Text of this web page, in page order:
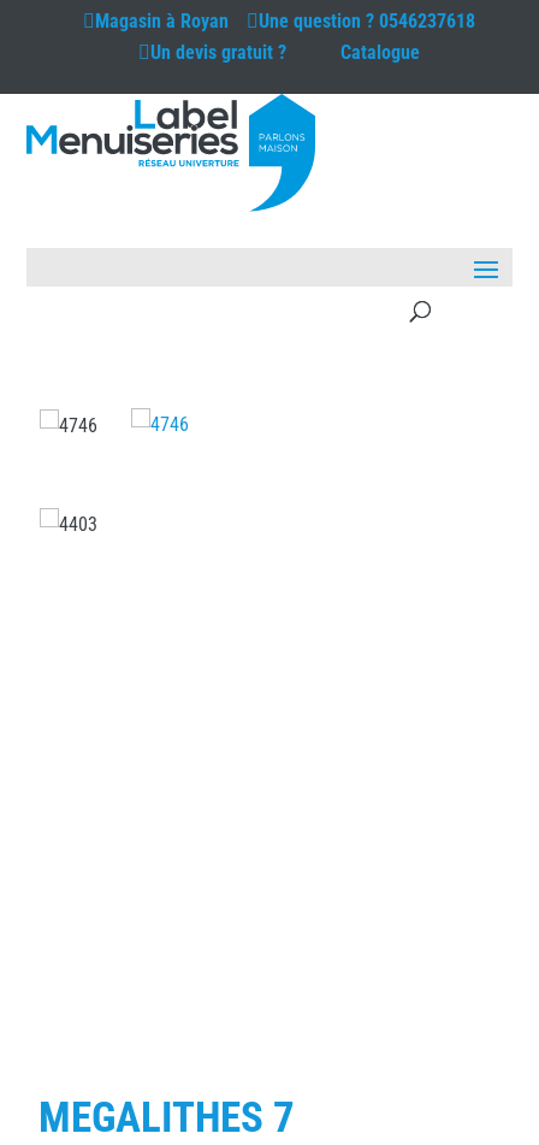
Magasin à Royan Une question ? 0546237618
Un devis gratuit ?
Catalogue
MEGALITHES 7